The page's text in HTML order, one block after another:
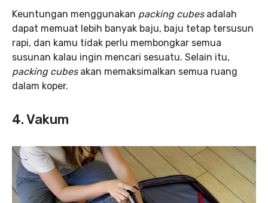
Keuntungan menggunakan packing cubesadalah
dapat memuat lebih banyak baju, baju tetap tersusun
rapi, dan kamu tidak perlu membongkar semua
susunan kalau ingin mencari sesuatu. Selain itu,
packing cubesakan memaksimalkan semua ruang
dalam koper.
4. Vakum